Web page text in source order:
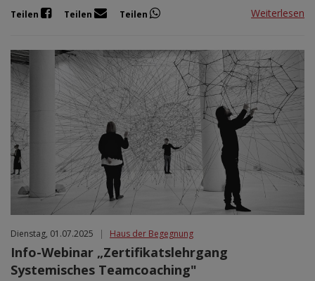
Teilen Teilen Teilen Weiterlesen
Dienstag, 01.07.2025 | Haus der Begegnung
Info-Webinar „Zertifikatslehrgang
Systemisches Teamcoaching"